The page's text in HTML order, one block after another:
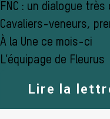
FNC : un dialogue
Cavaliers-veneurs,
À la Une ce mois-ci
L’équipage de Fleurus
Lire la